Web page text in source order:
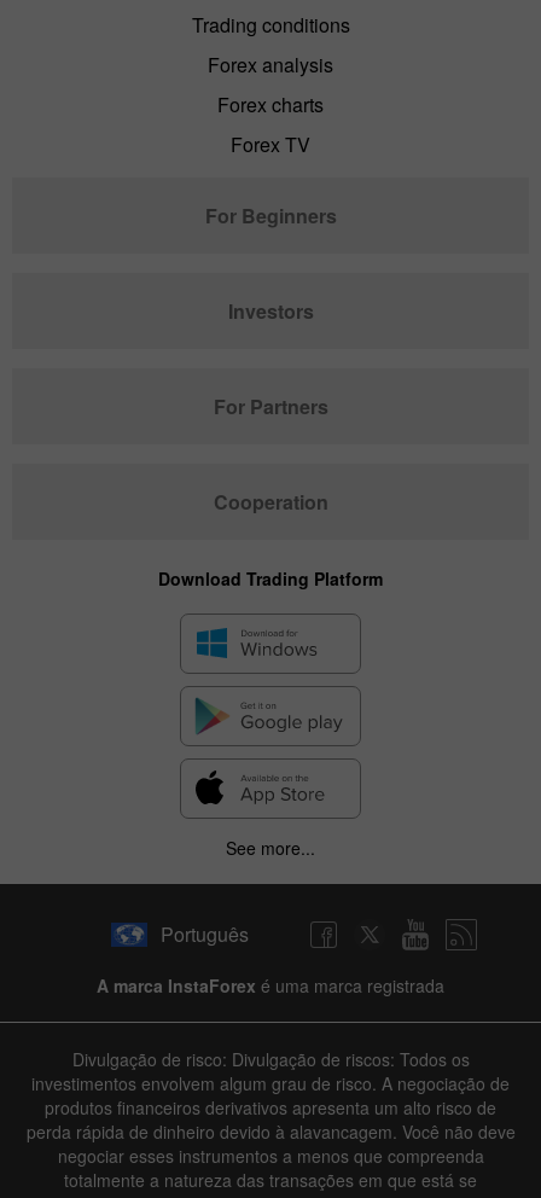
Trading conditions
Forex analysis
Forex charts
Forex TV
For Beginners
Investors
For Partners
Cooperation
Download Trading Platform
See more...
Português
A marca InstaForex é uma marca registrada
Divulgação de risco: Divulgação de riscos: Todos os
investimentos envolvem algum grau de risco. A negociação de
produtos financeiros derivativos apresenta um alto risco de
perda rápida de dinheiro devido à alavancagem. Você não deve
negociar esses instrumentos a menos que compreenda
totalmente a natureza das transações em que está se